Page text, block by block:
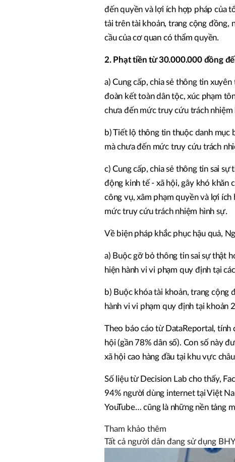
đến quyền và lợi ích hợp pháp của
tải trên tài khoản, trang cộng đồng,
cầu của cơ quan có thẩm quyền.
2. Phạt tiền từ 30.000.000 đồng
a) Cung cấp, chia sẻ thông tin
đoàn kết toàn dân tộc, xúc phạm
chưa đến mức truy cứu trách nhiệm
b) Tiết lộ thông tin thuộc danh mục
mà chưa đến mức truy cứu trách
c) Cung cấp, chia sẻ thông tin sai
động kinh tế - xã hội, gây khó khăn
công vụ, xâm phạm quyền và lợi
mức truy cứu trách nhiệm hình sự.
Về biện pháp khắc phục hậu quả,
a) Buộc gỡ bỏ thông tin sai sự thật
hiện hành vi vi phạm quy định tại
b) Buộc khóa tài khoản, trang cộng
hành vi vi phạm quy định tại khoản
Theo báo cáo từ DataReportal, tính
hội (gần 78% dân số). Con số này
xã hội cao hàng đầu tại khu vực
Số liệu từ Decision Lab cho thấy,
94% người dùng internet tại Việt
YouTube… cũng là những nền tảng
Tham khảo thêm
Tất cả người dân đang sử dụng